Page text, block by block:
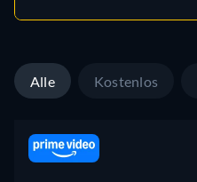
Alle Kostenlos